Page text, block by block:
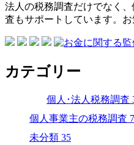
法人の税務調査だけでなく
査もサポートしています。お
カテゴリー
個人･法人税務調査
個人事業主の税務調査
未分類 35